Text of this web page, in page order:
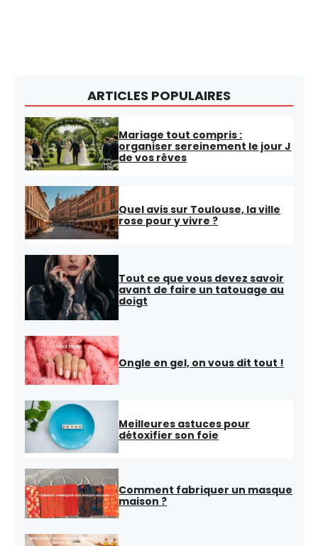
ARTICLES POPULAIRES
Mariage tout compris :
organiser sereinement le jour J
de vos rêves
Quel avis sur Toulouse, la ville
rose pour y vivre ?
Tout ce que vous devez savoir
avant de faire un tatouage au
doigt
Ongle en gel, on vous dit tout !
Meilleures astuces pour
détoxifier son foie
Comment fabriquer un masque
maison ?